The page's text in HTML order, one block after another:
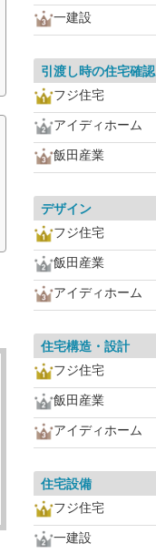
一建設
引渡し時の住宅確認
フジ住宅
アイディホーム
飯田産業
デザイン
フジ住宅
飯田産業
アイディホーム
住宅構造・設計
フジ住宅
飯田産業
アイディホーム
住宅設備
フジ住宅
一建設